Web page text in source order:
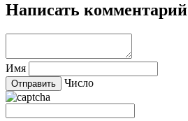
Написать комментарий
Имя
Число